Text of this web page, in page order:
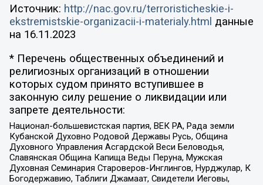
Источник: http://nac.gov.ru/terroristicheskie-i-
ekstremistskie-organizacii-i-materialy.html данные
на 16.11.2023
* Перечень общественных объединений и
религиозных организаций в отношении
которых судом принято вступившее в
законную силу решение о ликвидации или
запрете деятельности:
Национал-большевистская партия, ВЕК РА, Рада земли
Кубанской Духовно Родовой Державы Русь, Община
Духовного Управления Асгардской Веси Беловодья,
Славянская Община Капища Веды Перуна, Мужская
Духовная Семинария Староверов-Инглингов, Нурджулар, К
Богодержавию, Таблиги Джамаат, Свидетели Иеговы,